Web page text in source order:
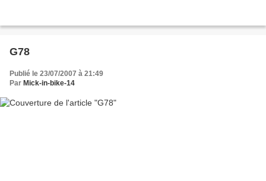
G78
Publié le 23/07/2007 à 21:49
Par Mick-in-bike-14